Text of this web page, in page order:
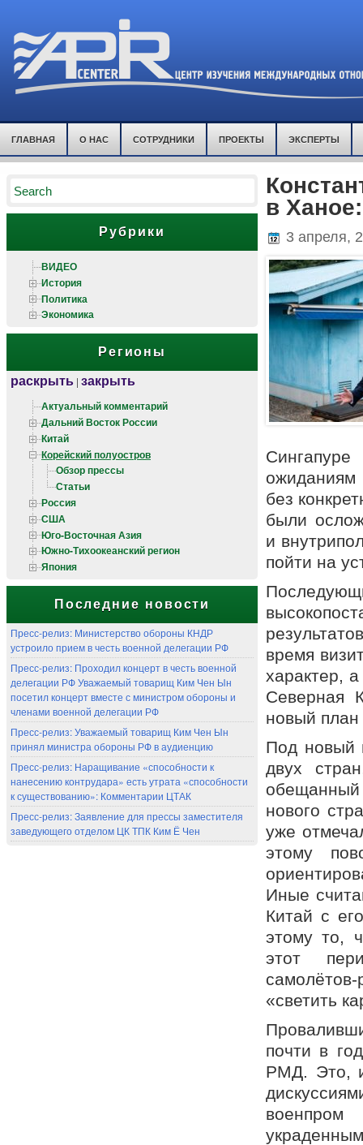
ГЛАВНАЯ О НАС СОТРУДНИКИ ПРОЕКТЫ ЭКСПЕРТЫ
Рубрики
ВИДЕО
История
Политика
Экономика
Регионы
раскрыть | закрыть
Актуальный комментарий
Дальний Восток России
Китай
Корейский полуостров
Обзор прессы
Статьи
Россия
США
Юго-Восточная Азия
Южно-Тихоокеанский регион
Япония
Последние новости
Пресс-релиз: Министерство обороны КНДР
устроило прием в честь военной делегации РФ
Пресс-релиз: Проходил концерт в честь военной
делегации РФ Уважаемый товарищ Ким Чен Ын
посетил концерт вместе с министром обороны и
членами военной делегации РФ
Пресс-релиз: Уважаемый товарищ Ким Чен Ын
принял министра обороны РФ в аудиенцию
Пресс-релиз: Наращивание «способности к
нанесению контрудара» есть утрата «способности
к существованию»: Комментарии ЦТАК
Пресс-релиз: Заявление для прессы заместителя
заведующего отделом ЦК ТПК Ким Ё Чен
в
3 апреля,
ожиданиям
без
были
и
пойти на
время
характер,
Северная
новый
Под новый
двух
обещанный
нового
уже
этому
Иные
Китай с
этому то,
этот
«светить
почти в
РМД. Это,